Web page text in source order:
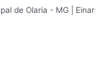
de Olaria - MG | Einar